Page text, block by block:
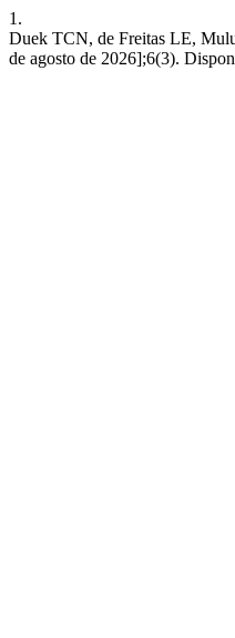
1.
Duek TCN, de Freitas LE,
de agosto de 2026];6(3).